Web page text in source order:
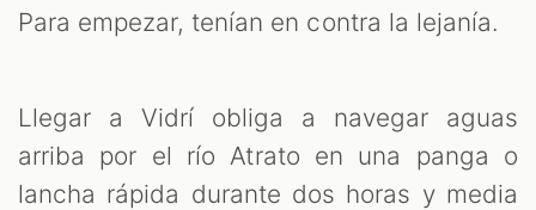
Para empezar, tenían en contra la lejanía.
Llegar a Vidrí obliga a navegar aguas
arriba por el río Atrato en una panga o
lancha rápida durante dos horas y media